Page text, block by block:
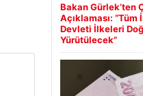
Bakan Gürlek’ten
Açıklaması:
Devleti İlkeleri
Yürütülecek”